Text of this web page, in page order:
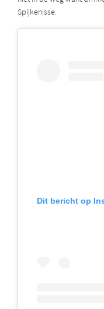
Spijkenisse.
Dit bericht op